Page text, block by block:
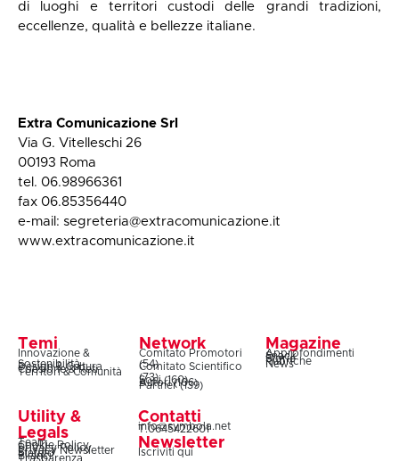
di luoghi e territori custodi delle grandi tradizioni,
eccellenze, qualità e bellezze italiane.
Extra Comunicazione Srl
Via G. Vitelleschi 26
00193 Roma
tel. 06.98966361
fax 06.85356440
e-mail: segreteria@extracomunicazione.it
www.extracomunicazione.it
Temi
Innovazione &
Sostenibilità
Design & Cultura
Coesione & Reti
Territori & Comunità
Network
Comitato Promotori
(54)
Comitato Scientifico
(73)
Soci (160)
Autori (106)
Partner (139)
Magazine
Approfondimenti
Snack
Storie
Rubriche
News
Utility &
Legals
Team
Cookie Policy
Privacy Policy
Privacy Newsletter
Statuto
Bilanci
Trasparenza
Contatti
info@symbola.net
T.0645422601
Newsletter
Iscriviti qui